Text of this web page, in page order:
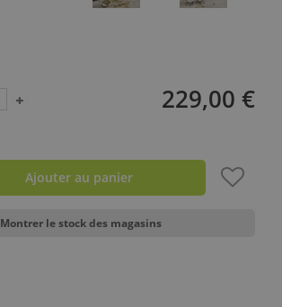
229,00 €
Ajouter au panier
Montrer le stock des magasins